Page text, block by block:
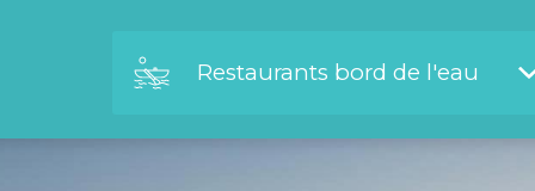
Restaurants bord de l'eau